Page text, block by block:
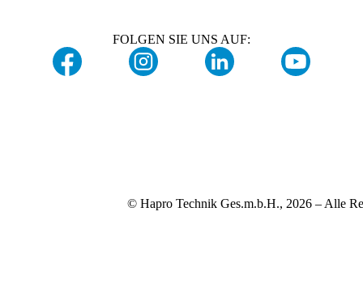
FOLGEN SIE UNS AUF:
© Hapro Technik Ges.m.b.H., 2026 – Alle